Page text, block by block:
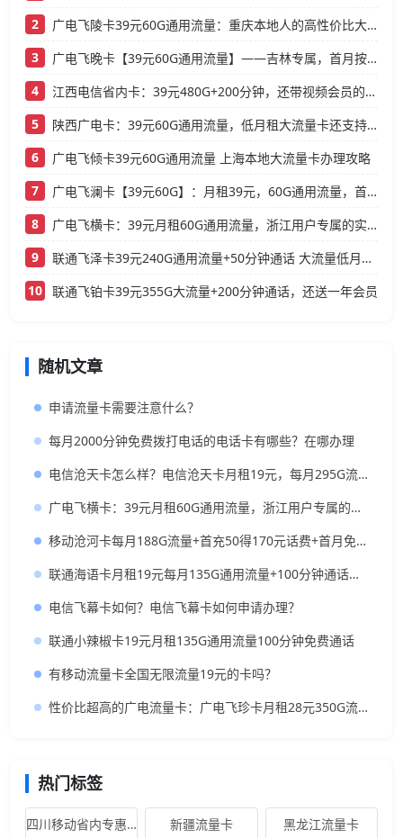
2
广电飞陵卡39元60G通用流量：重庆本地人的高性价比大流量卡推荐
3
广电飞晚卡【39元60G通用流量】——吉林专属，首月按天折算，流量充足不踩坑
4
江西电信省内卡：39元480G+200分钟，还带视频会员的大流量卡
5
陕西广电卡：39元60G通用流量，低月租大流量卡还支持结转
6
广电飞倾卡39元60G通用流量 上海本地大流量卡办理攻略
7
广电飞澜卡【39元60G】：月租39元，60G通用流量，首月免费真香！
8
广电飞横卡：39元月租60G通用流量，浙江用户专属的实用型套餐
9
联通飞泽卡39元240G通用流量+50分钟通话 大流量低月租办理指南
10 联通飞铂卡39元355G大流量+200分钟通话，还送一年会员
随机文章
申请流量卡需要注意什么？
每月2000分钟免费拨打电话的电话卡有哪些？在哪办理
电信沧天卡怎么样？电信沧天卡月租19元，每月295G流量，首充50元送120元
广电飞横卡：39元月租60G通用流量，浙江用户专属的实用型套餐
移动沧河卡每月188G流量+首充50得170元话费+首月免月租+月租19元
联通海语卡月租19元每月135G通用流量+100分钟通话时长
电信飞幕卡如何？电信飞幕卡如何申请办理？
联通小辣椒卡19元月租135G通用流量100分钟免费通话
有移动流量卡全国无限流量19元的卡吗？
性价比超高的广电流量卡：广电飞珍卡月租28元350G流量+200分钟通话+支持流量结转，年轻人值得一试！
热门标签
四川移动省内专惠卡 新疆流量卡 黑龙江流量卡